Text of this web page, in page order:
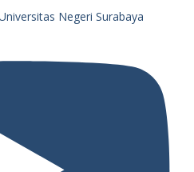
Negeri Surabaya